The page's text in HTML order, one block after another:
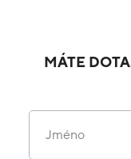
MÁTE
Jméno